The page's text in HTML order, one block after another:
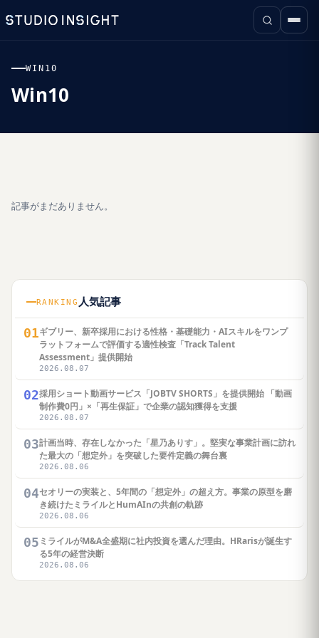
WIN10
Win10
記事がまだありません。
RANKING 人気記事
01ギブリー、新卒採用における性格・基礎能力・AIスキルをワンプ
ラットフォームで評価する適性検査「Track Talent
Assessment」提供開始
2026.08.07
02採用ショート動画サービス「JOBTV SHORTS」を提供開始 「動画
制作費0円」×「再生保証」で企業の認知獲得を支援
2026.08.07
03計画当時、存在しなかった「星乃ありす」。堅実な事業計画に訪れ
た最大の「想定外」を突破した要件定義の舞台裏
2026.08.06
04セオリーの実装と、5年間の「想定外」の超え方。事業の原型を磨
き続けたミライルとHumAInの共創の軌跡
2026.08.06
05 ミライルがM&A全盛期に社内投資を選んだ理由。HRarisが誕生す
る5年の経営決断
2026.08.06